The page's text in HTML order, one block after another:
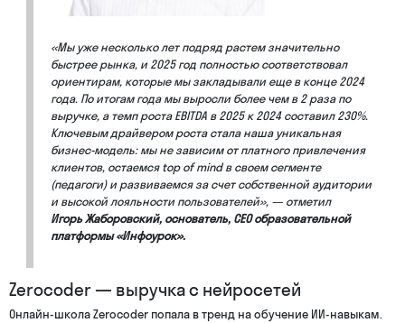
«Мы уже несколько лет подряд растем значительно
быстрее рынка, и 2025 год полностью соответствовал
ориентирам, которые мы закладывали еще в конце 2024
года. По итогам года мы выросли более чем в 2 раза по
выручке, а темп роста EBITDA в 2025 к 2024 составил 230%.
Ключевым драйвером роста стала наша уникальная
бизнес-модель: мы не зависим от платного привлечения
клиентов, остаемся top of mind в своем сегменте
(педагоги) и развиваемся за счет собственной аудитории
и высокой лояльности пользователей», — отметил
Игорь Жаборовский, основатель, СЕО образовательной
платформы «Инфоурок».
Zerocoder — выручка с нейросетей
Онлайн-школа Zerocoder попала в тренд на обучение ИИ-навыкам.